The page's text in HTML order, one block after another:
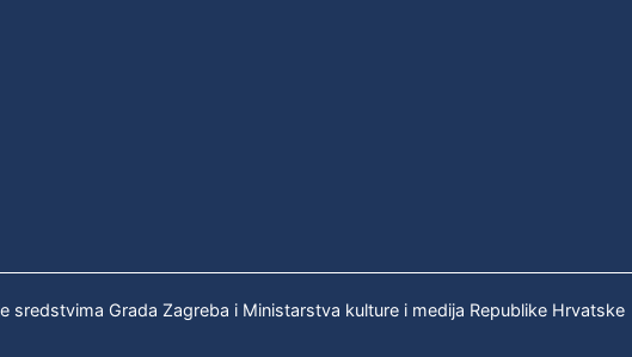
sredstvima Grada Zagreba i Ministarstva kulture i medija Republike Hrvatske